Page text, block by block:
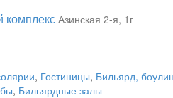
комплекс Азинская 2-я, 1г
, Гостиницы, Бильярд,
, Бильярдные залы